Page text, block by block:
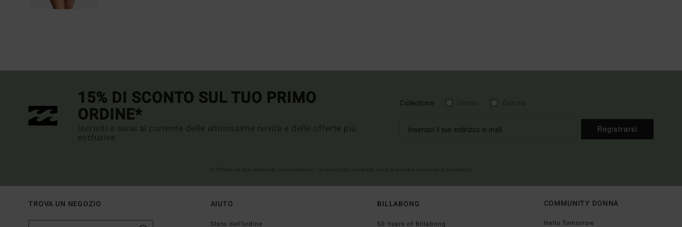
15% DI SCONTO SUL TUO PRIMO
ORDINE*
Iscriviti e sarai al corrente delle ultimissime novità e delle offerte più
esclusive.
Collezione
Registrarsi
TROVA UN NEGOZIO AIUTO
Stato dell’ordine
BILLABONG
50 Years of Billabong
COMMUNITY DONNA
Hello Tomorrow